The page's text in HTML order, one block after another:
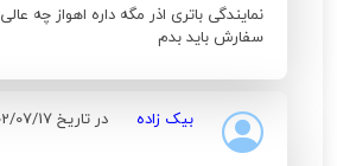
نمایندگی باتری اذر مگه داره اهواز چه
سفارش باید بدم
بیک زاده در تاریخ 1402/07/17